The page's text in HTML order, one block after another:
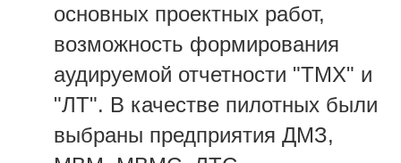
основных проектных работ,
возможность формирования
аудируемой отчетности "ТМХ" и
"ЛТ". В качестве пилотных были
выбраны предприятия ДМЗ,